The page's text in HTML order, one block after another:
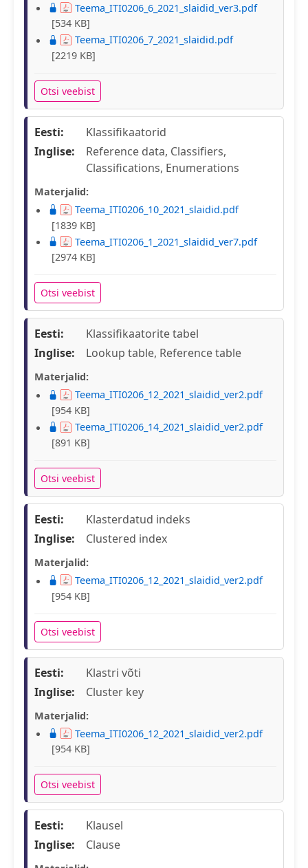
Teema_ITI0206_6_2021_slaidid_ver3.pdf
[534 KB]
Teema_ITI0206_7_2021_slaidid.pdf
[2219 KB]
Otsi veebist
Eesti:
Klassifikaatorid
Inglise:
Reference data, Classifiers,
Classifications, Enumerations
Materjalid:
Teema_ITI0206_10_2021_slaidid.pdf
[1839 KB]
Teema_ITI0206_1_2021_slaidid_ver7.pdf
[2974 KB]
Otsi veebist
Eesti:
Klassifikaatorite tabel
Inglise:
Lookup table, Reference table
Materjalid:
Teema_ITI0206_12_2021_slaidid_ver2.pdf
[954 KB]
Teema_ITI0206_14_2021_slaidid_ver2.pdf
[891 KB]
Otsi veebist
Eesti:
Klasterdatud indeks
Inglise:
Clustered index
Materjalid:
Teema_ITI0206_12_2021_slaidid_ver2.pdf
[954 KB]
Otsi veebist
Eesti:
Klastri võti
Inglise:
Cluster key
Materjalid:
Teema_ITI0206_12_2021_slaidid_ver2.pdf
[954 KB]
Otsi veebist
Eesti:
Klausel
Inglise:
Clause